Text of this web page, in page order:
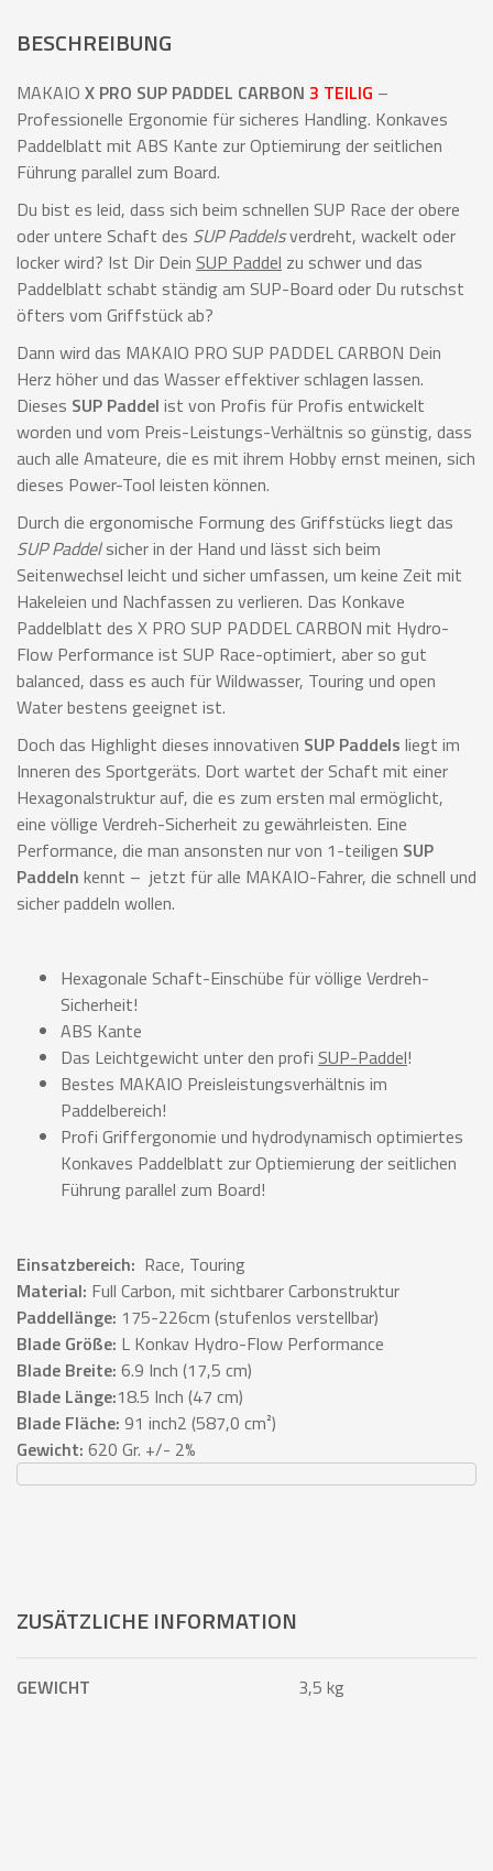
BESCHREIBUNG
MAKAIO X PRO SUP PADDEL CARBON 3 TEILIG –
Professionelle Ergonomie für sicheres Handling. Konkaves
Paddelblatt mit ABS Kante zur Optiemirung der seitlichen
Führung parallel zum Board.
Du bist es leid, dass sich beim schnellen SUP Race der obere
oder untere Schaft des SUP Paddelsverdreht, wackelt oder
locker wird? Ist Dir Dein SUP Paddel zu schwer und das
Paddelblatt schabt ständig am SUP-Board oder Du rutschst
öfters vom Griffstück ab?
Dann wird das MAKAIO PRO SUP PADDEL CARBON Dein
Herz höher und das Wasser effektiver schlagen lassen.
Dieses SUP Paddel ist von Profis für Profis entwickelt
worden und vom Preis-Leistungs-Verhältnis so günstig, dass
auch alle Amateure, die es mit ihrem Hobby ernst meinen, sich
dieses Power-Tool leisten können.
Durch die ergonomische Formung des Griffstücks liegt das
SUP Paddelsicher in der Hand und lässt sich beim
Seitenwechsel leicht und sicher umfassen, um keine Zeit mit
Hakeleien und Nachfassen zu verlieren. Das Konkave
Paddelblatt des X PRO SUP PADDEL CARBON mit Hydro-
Flow Performance ist SUP Race-optimiert, aber so gut
balanced, dass es auch für Wildwasser, Touring und open
Water bestens geeignet ist.
Doch das Highlight dieses innovativen SUP Paddels liegt im
Inneren des Sportgeräts. Dort wartet der Schaft mit einer
Hexagonalstruktur auf, die es zum ersten mal ermöglicht,
eine völlige Verdreh-Sicherheit zu gewährleisten. Eine
Performance, die man ansonsten nur von 1-teiligen SUP
Paddeln kennt – jetzt für alle MAKAIO-Fahrer, die schnell und
sicher paddeln wollen.
Hexagonale Schaft-Einschübe für völlige Verdreh-
Sicherheit!
ABS Kante
Das Leichtgewicht unter den profi SUP-Paddel!
Bestes MAKAIO Preisleistungsverhältnis im
Paddelbereich!
Profi Griffergonomie und hydrodynamisch optimiertes
Konkaves Paddelblatt zur Optiemierung der seitlichen
Führung parallel zum Board!
Einsatzbereich: Race, Touring
Material: Full Carbon, mit sichtbarer Carbonstruktur
Paddellänge: 175-226cm (stufenlos verstellbar)
Blade Größe: L Konkav Hydro-Flow Performance
Blade Breite: 6.9 Inch (17,5 cm)
Blade Länge:18.5 Inch (47 cm)
Blade Fläche: 91 inch2 (587,0 cm²)
Gewicht: 620 Gr. +/- 2%
ZUSÄTZLICHE INFORMATION
GEWICHT 3,5 kg